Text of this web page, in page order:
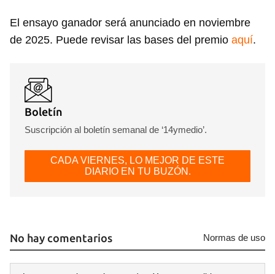
El ensayo ganador será anunciado en noviembre
de 2025. Puede revisar las bases del premio aquí.
Boletín
Suscripción al boletín semanal de ‘14ymedio’.
CADA VIERNES, LO MEJOR DE ESTE
DIARIO EN TU BUZÓN.
No hay comentarios Normas de uso